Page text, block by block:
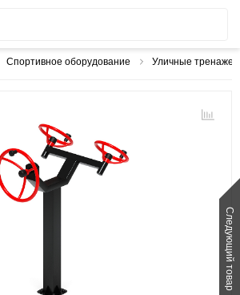
Спортивное оборудование Уличные
Следующий товар